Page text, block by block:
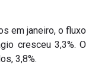
em janeiro, o fluxo
cresceu 3,3%. O
3,8%.